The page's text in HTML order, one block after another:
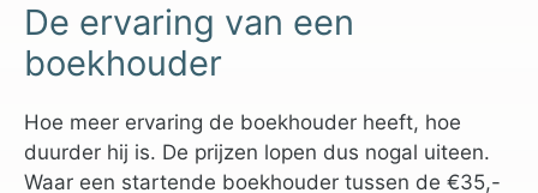
De ervaring van een
boekhouder
Hoe meer ervaring de boekhouder heeft, hoe
duurder hij is. De prijzen lopen dus nogal uiteen.
Waar een startende boekhouder tussen de €35,-